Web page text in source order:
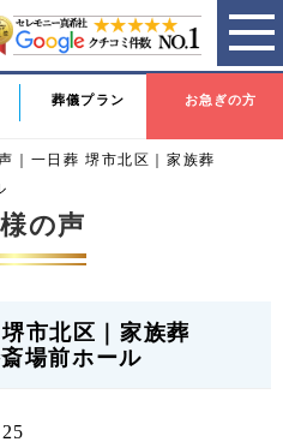
葬儀プラン お急ぎの方
｜一日葬 堺市北区｜家族葬
の声
市北区｜家族葬
場前ホール